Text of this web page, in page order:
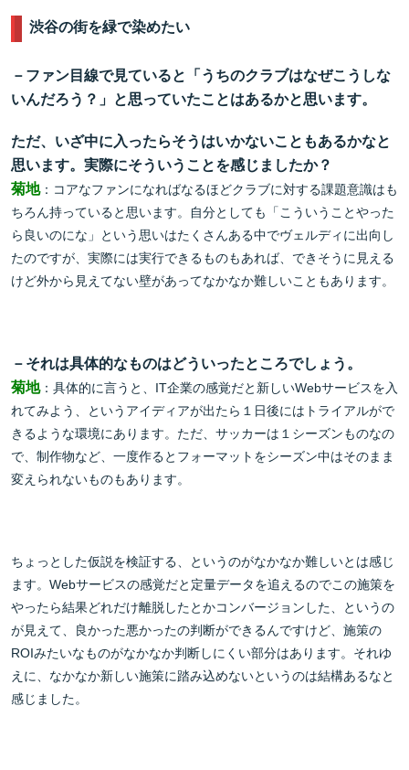
渋谷の街を緑で染めたい
－ファン目線で見ていると「うちのクラブはなぜこうしな
いんだろう？」と思っていたことはあるかと思います。
ただ、いざ中に入ったらそうはいかないこともあるかなと
思います。実際にそういうことを感じましたか？
菊地：コアなファンになればなるほどクラブに対する課題意識はも
ちろん持っていると思います。自分としても「こういうことやった
ら良いのにな」という思いはたくさんある中でヴェルディに出向し
たのですが、実際には実行できるものもあれば、できそうに見える
けど外から見えてない壁があってなかなか難しいこともあります。
－それは具体的なものはどういったところでしょう。
菊地：具体的に言うと、IT企業の感覚だと新しいWebサービスを入
れてみよう、というアイディアが出たら１日後にはトライアルがで
きるような環境にあります。ただ、サッカーは１シーズンものなの
で、制作物など、一度作るとフォーマットをシーズン中はそのまま
変えられないものもあります。
ちょっとした仮説を検証する、というのがなかなか難しいとは感じ
ます。Webサービスの感覚だと定量データを追えるのでこの施策を
やったら結果どれだけ離脱したとかコンバージョンした、というの
が見えて、良かった悪かったの判断ができるんですけど、施策の
ROIみたいなものがなかなか判断しにくい部分はあります。それゆ
えに、なかなか新しい施策に踏み込めないというのは結構あるなと
感じました。